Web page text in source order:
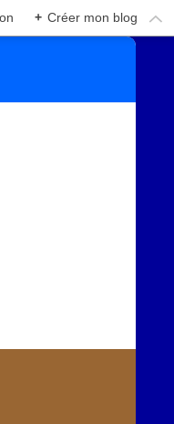
+ Créer mon blog